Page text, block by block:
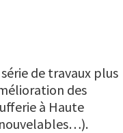
de travaux plus
des
à Haute